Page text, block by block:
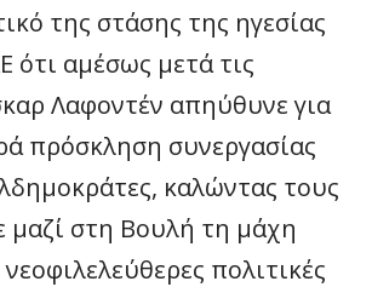
της στάσης της ηγεσίας
ότι αμέσως μετά τις
Λαφοντέν απηύθυνε για
πρόσκληση συνεργασίας
καλώντας τους
μαζί στη Βουλή τη μάχη
πολιτικές